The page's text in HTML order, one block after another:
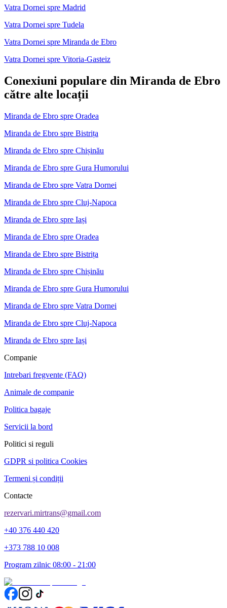
Vatra Dornei spre Madrid
Vatra Dornei spre Tudela
Vatra Dornei spre Miranda de Ebro
Vatra Dornei spre Vitoria-Gasteiz
Conexiuni populare din Miranda de Ebro
către alte locații
Miranda de Ebro spre Oradea
Miranda de Ebro spre Bistrița
Miranda de Ebro spre Chișinău
Miranda de Ebro spre Gura Humorului
Miranda de Ebro spre Vatra Dornei
Miranda de Ebro spre Cluj-Napoca
Miranda de Ebro spre Iași
Miranda de Ebro spre Oradea
Miranda de Ebro spre Bistrița
Miranda de Ebro spre Chișinău
Miranda de Ebro spre Gura Humorului
Miranda de Ebro spre Vatra Dornei
Miranda de Ebro spre Cluj-Napoca
Miranda de Ebro spre Iași
Companie
Intrebari fregvente (FAQ)
Animale de companie
Politica bagaje
Servicii la bord
Politici si reguli
GDPR si politica Cookies
Termeni și condiții
Contacte
rezervari.mirtrans@gmail.com
+40 376 440 420
+373 788 10 008
Program zilnic 08:00 - 21:00